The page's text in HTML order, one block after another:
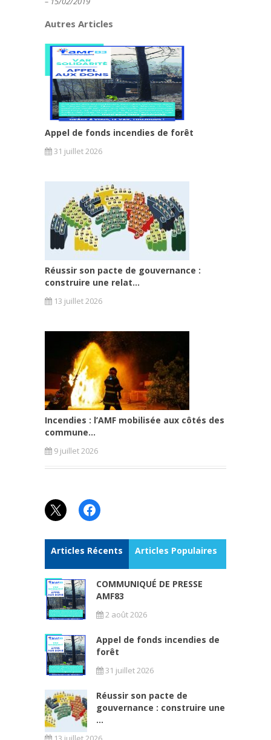
Autres Articles
Appel de fonds incendies de forêt
31 juillet 2026
Réussir son pacte de gouvernance :
construire une relat...
13 juillet 2026
Incendies : l’AMF mobilisée aux côtés des
commune...
9 juillet 2026
X Facebook
Articles Récents Articles Populaires
COMMUNIQUÉ DE PRESSE
AMF83
2 août 2026
Appel de fonds incendies de
forêt
31 juillet 2026
Réussir son pacte de
gouvernance : construire une
...